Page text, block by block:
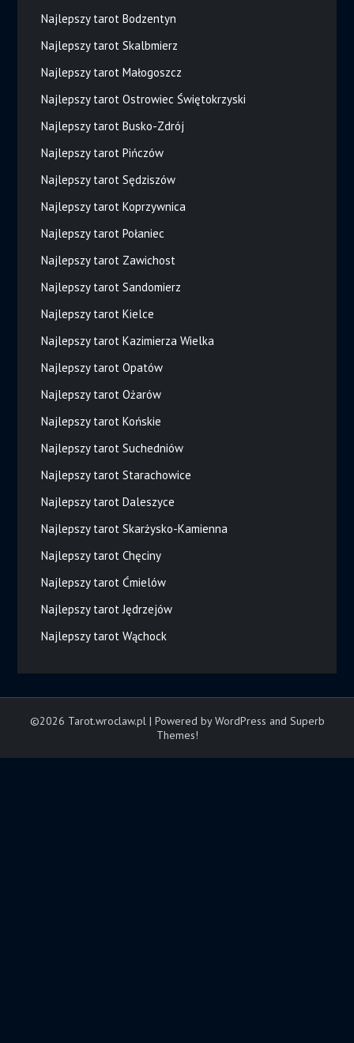
Najlepszy tarot Bodzentyn
Najlepszy tarot Skalbmierz
Najlepszy tarot Małogoszcz
Najlepszy tarot Ostrowiec Świętokrzyski
Najlepszy tarot Busko-Zdrój
Najlepszy tarot Pińczów
Najlepszy tarot Sędziszów
Najlepszy tarot Koprzywnica
Najlepszy tarot Połaniec
Najlepszy tarot Zawichost
Najlepszy tarot Sandomierz
Najlepszy tarot Kielce
Najlepszy tarot Kazimierza Wielka
Najlepszy tarot Opatów
Najlepszy tarot Ożarów
Najlepszy tarot Końskie
Najlepszy tarot Suchedniów
Najlepszy tarot Starachowice
Najlepszy tarot Daleszyce
Najlepszy tarot Skarżysko-Kamienna
Najlepszy tarot Chęciny
Najlepszy tarot Ćmielów
Najlepszy tarot Jędrzejów
Najlepszy tarot Wąchock
©2026 Tarot.wroclaw.pl | Powered by WordPress and Superb
Themes!